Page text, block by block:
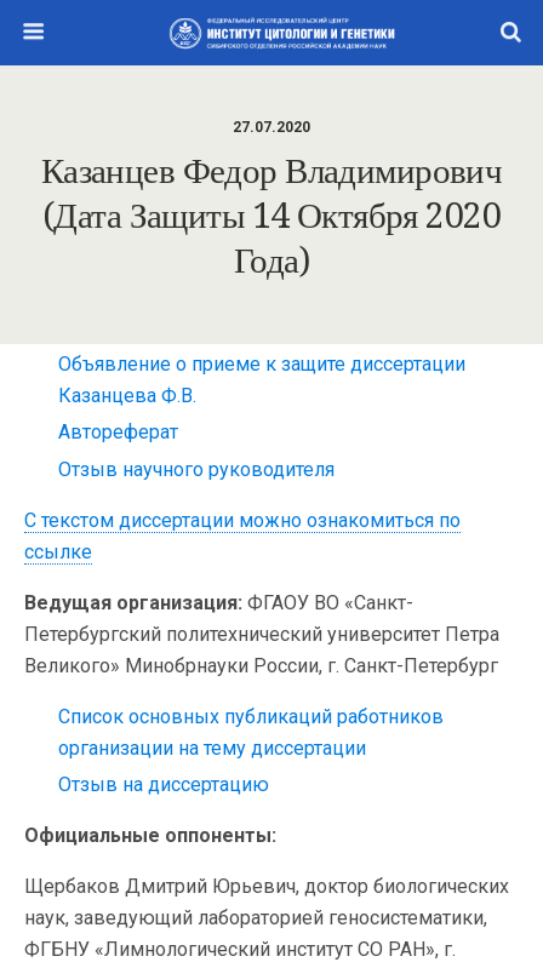
27.07.2020
Казанцев Федор Владимирович
(дата Защиты 14 Октября 2020
Года)
Объявление о приеме к защите диссертации
Казанцева Ф.В.
Автореферат
Отзыв научного руководителя
С текстом диссертации можно ознакомиться по
ссылке
Ведущая организация: ФГАОУ ВО «Санкт-
Петербургский политехнический университет Петра
Великого» Минобрнауки России, г. Санкт-Петербург
Список основных публикаций работников
организации на тему диссертации
Отзыв на диссертацию
Официальные оппоненты:
Щербаков Дмитрий Юрьевич, доктор биологических
наук, заведующий лабораторией геносистематики,
ФГБНУ «Лимнологический институт СО РАН», г.